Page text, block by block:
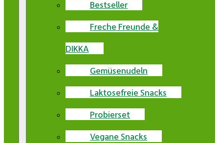
Bestseller
Freche Freunde &
DIKKA
Gemüsenudeln
Laktosefreie Snacks
Probierset
Vegane Snacks